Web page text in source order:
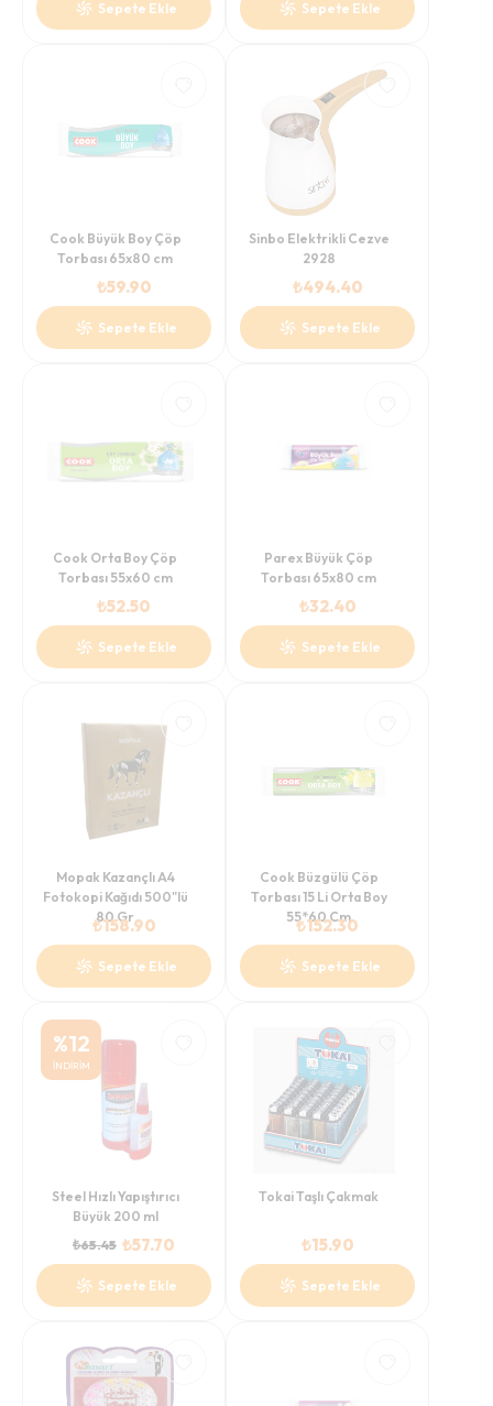
Sepete Ekle Sepete Ekle
Cook Büyük Boy Çöp
Torbası 65x80 cm
₺59.90
Sepete Ekle
Sinbo Elektrikli Cezve
2928
₺494.40
Sepete Ekle
Cook Orta Boy Çöp
Torbası 55x60 cm
₺52.50
Sepete Ekle
Parex Büyük Çöp
Torbası 65x80 cm
₺32.40
Sepete Ekle
Mopak Kazançlı A4
Fotokopi Kağıdı 500"lü
80 Gr
₺158.90
Sepete Ekle
Cook Büzgülü Çöp
Torbası 15 Li Orta Boy
55*60 Cm
₺152.30
Sepete Ekle
%12
İNDİRİM
Steel Hızlı Yapıştırıcı
Büyük 200 ml
₺65.45 ₺57.70
Sepete Ekle
Tokai Taşlı Çakmak
₺15.90
Sepete Ekle